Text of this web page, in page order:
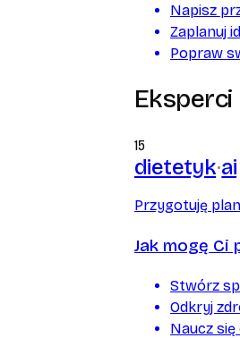
Napisz
Zaplanuj
Popraw
Eksperci
15
dietetyk ai
Przygotuję
Jak mogę Ci
Stwórz
Odkryj
Naucz